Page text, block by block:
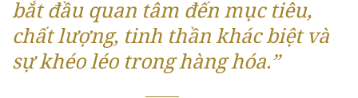
bắt đầu quan tâm đến mục tiêu,
chất lượng, tinh thần khác biệt và
sự khéo léo trong hàng hóa.”